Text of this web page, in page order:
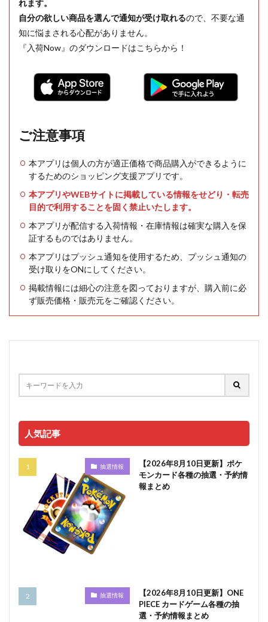
れます。
自分の欲しい商品を選んで通知が受け取れるので、不要な通
知に悩まされる心配がありません。
『入荷Now』のダウンロードはこちらから！
ご注意事項
本アプリは個人の方が適正価格で商品購入ができるように
するためのショッピング支援アプリです。
本アプリやWEBサイトに掲載している情報をせどり・転売
目的で利用することを固く禁止いたします。
本アプリが配信する入荷情報・在庫情報は確実な購入を保
証するものではありません。
本アプリはプッシュ通知を使用するため、プッシュ通知の
受け取りをONにしてください。
掲載情報には細心の注意を図っておりますが、購入前に必
ず販売価格・販売元をご確認ください。
人気記事
抽選情報
【2026年8月10日更新】ポケ
モンカード各種の抽選・予約情
報まとめ
抽選情報
【2026年8月10日更新】ONE
PIECE カードゲーム各種の抽
選・予約情報まとめ